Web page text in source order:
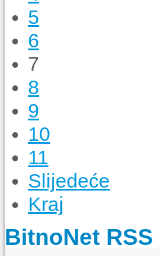
5
6
7
8
9
10
11
Slijedeće
Kraj
BitnoNet RSS